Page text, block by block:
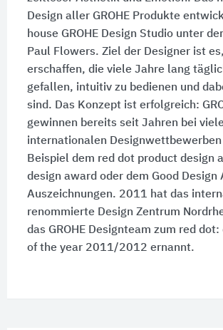
Design aller GROHE Produkte
house GROHE Design Studio unter
Paul Flowers. Ziel der Designer ist
erschaffen, die viele Jahre lang
gefallen, intuitiv zu bedienen und
sind. Das Konzept ist erfolgreich:
gewinnen bereits seit Jahren bei
internationalen Designwettbewerben
Beispiel dem red dot product design
design award oder dem Good Design
Auszeichnungen. 2011 hat das
renommierte Design Zentrum
das GROHE Designteam zum red
of the year 2011/2012 ernannt.